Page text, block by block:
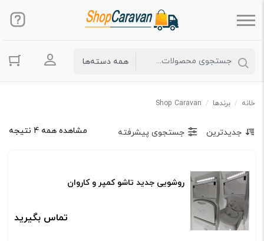
ورود به
خانه / برندها /
Shop Caravan
مشاهده همه 4 نتیجه جدیدترین جستجوی پیشرفته
روشویی جدید تاشو کمپر و کاروان
تماس بگیرید